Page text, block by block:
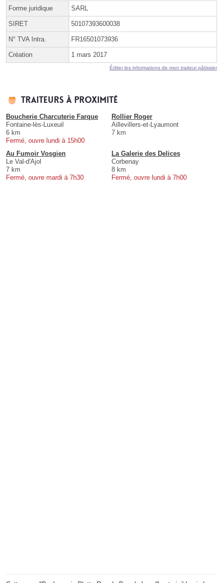
Forme juridique SARL
SIRET 50107393600038
N° TVA Intra. FR16501073936
Création 1 mars 2017
Éditer les informations de mon traiteur pâtissier
Traiteurs à proximité
Boucherie Charcuterie Farque
Fontaine-lès-Luxeuil
6 km
Fermé, ouvre lundi à 15h00
Rollier Roger
Aillevillers-et-Lyaumont
7 km
Au Fumoir Vosgien
Le Val-d'Ajol
7 km
Fermé, ouvre mardi à 7h30
La Galerie des Delices
Corbenay
8 km
Fermé, ouvre lundi à 7h00